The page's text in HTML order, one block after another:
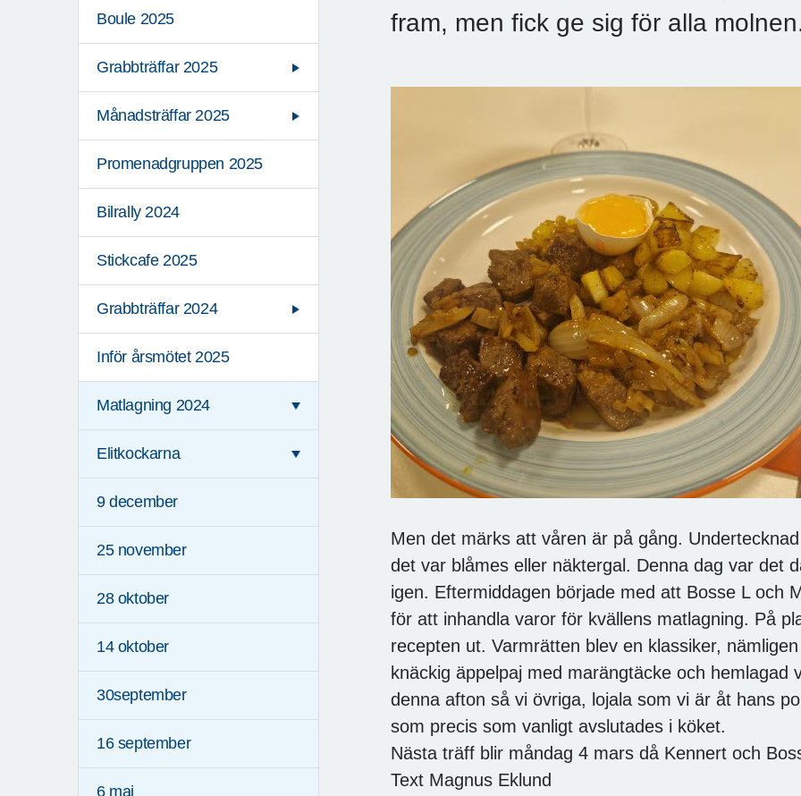
Boule 2025
Grabbträffar 2025
Månadsträffar 2025
Promenadgruppen 2025
Bilrally 2024
Stickcafe 2025
Grabbträffar 2024
Inför årsmötet 2025
Matlagning 2024
Elitkockarna
9 december
25 november
28 oktober
14 oktober
30september
16 september
6 maj
fram, men fick ge sig för alla
Men det märks att våren är på gång.
det var blåmes eller näktergal. Denna dag var det
igen. Eftermiddagen började med att Bosse L och
för att inhandla varor för kvällens matlagning. På
recepten ut. Varmrätten blev en klassiker,
knäckig äppelpaj med marängtäcke och hemlagad
denna afton så vi övriga, lojala som vi är åt hans
som precis som vanligt avslutades i köket.
Nästa träff blir måndag 4 mars då Kennert och
Text Magnus Eklund